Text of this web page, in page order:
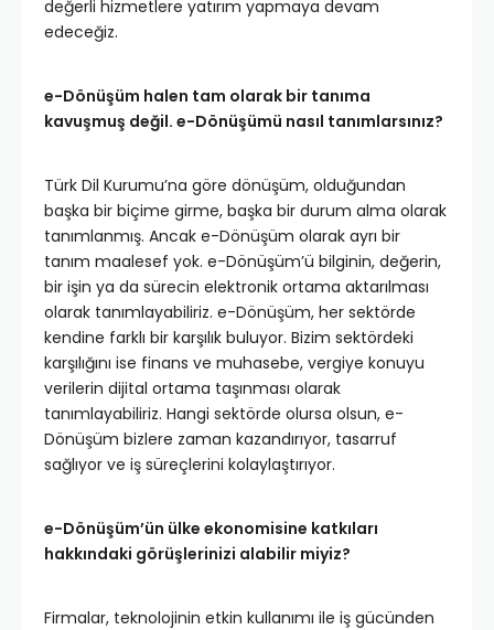
değerli hizmetlere yatırım yapmaya devam
edeceğiz.
e-Dönüşüm halen tam olarak bir tanıma
kavuşmuş değil. e-Dönüşümü nasıl tanımlarsınız?
Türk Dil Kurumu’na göre dönüşüm, olduğundan
başka bir biçime girme, başka bir durum alma olarak
tanımlanmış. Ancak e-Dönüşüm olarak ayrı bir
tanım maalesef yok. e-Dönüşüm’ü bilginin, değerin,
bir işin ya da sürecin elektronik ortama aktarılması
olarak tanımlayabiliriz. e-Dönüşüm, her sektörde
kendine farklı bir karşılık buluyor. Bizim sektördeki
karşılığını ise finans ve muhasebe, vergiye konuyu
verilerin dijital ortama taşınması olarak
tanımlayabiliriz. Hangi sektörde olursa olsun, e-
Dönüşüm bizlere zaman kazandırıyor, tasarruf
sağlıyor ve iş süreçlerini kolaylaştırıyor.
e-Dönüşüm’ün ülke ekonomisine katkıları
hakkındaki görüşlerinizi alabilir miyiz?
Firmalar, teknolojinin etkin kullanımı ile iş gücünden